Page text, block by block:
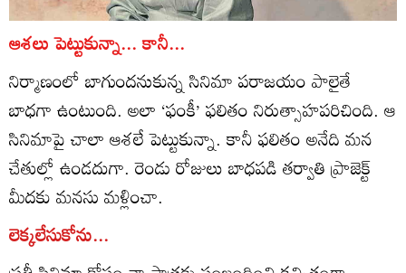
ఆశలు పెట్టుకున్నా... కానీ...
నిర్మాణంలో బాగుందనుకున్న సినిమా పరాజయం పాలైతే
బాధగా ఉంటుంది. అలా ‘ఫంకీ’ ఫలితం నిరుత్సాహపరిచింది. ఆ
సినిమాపై చాలా ఆశలే పెట్టుకున్నా. కానీ ఫలితం అనేది మన
చేతుల్లో ఉండదుగా. రెండు రోజులు బాధపడి తర్వాతి ప్రాజెక్ట్‌
మీదకు మనసు మళ్లించా.
లెక్కలేసుకోను...